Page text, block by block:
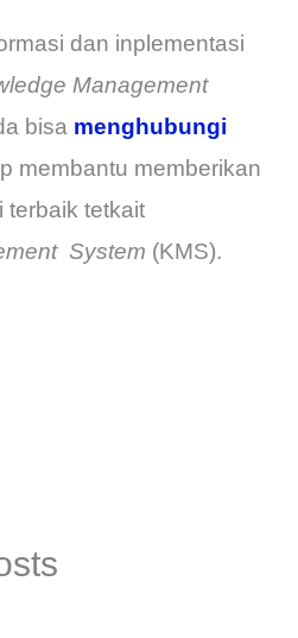
dan inplementasi
Management
bisa menghubungi
membantu memberikan
terbaik tetkait
System (KMS).